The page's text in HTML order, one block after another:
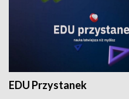
EDU Przystanek